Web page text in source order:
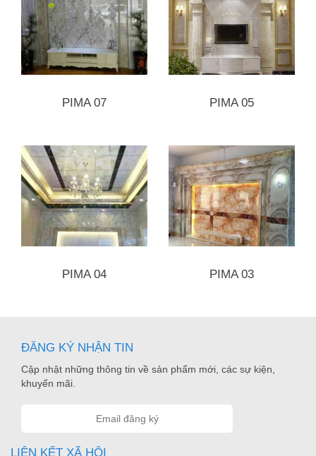
PIMA 07 PIMA 05
PIMA 04 PIMA 03
ĐĂNG KÝ NHẬN TIN
Cập nhật những thông tin về sản phẩm mới, các sự kiện,
khuyến mãi.
LIÊN KẾT XÃ HỘI